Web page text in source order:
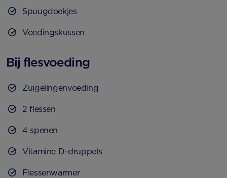
Spuugdoekjes
Voedingskussen
Bij flesvoeding
Zuigelingenvoeding
2 flessen
4 spenen
Vitamine D-druppels
Flessenwarmer